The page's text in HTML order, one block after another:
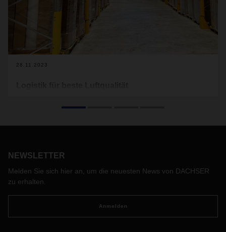
28.11.2023
Zusammenarbeit zwischen den beiden Unternehmen die
Standort im bayerischen Ingolstadt.
NEWSLETTER
Melden Sie sich hier an, um die neuesten News von DACHSER
zu erhalten.
Anmelden